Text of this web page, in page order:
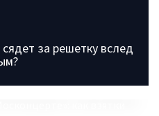
за решетку вслед